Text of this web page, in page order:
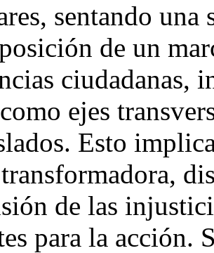
sentando
de un
ciudadanas,
ejes
Esto
de las
para la acción.